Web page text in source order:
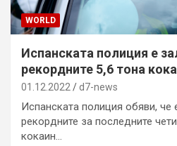
WORLD
Испанската полиция е
рекордните 5,6 тона
01.12.2022 d7-news
Испанската полиция обяви, че
рекордните за последните
кокаин…